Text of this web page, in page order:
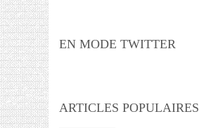
EN MODE TWITTER
ARTICLES POPULAIRES